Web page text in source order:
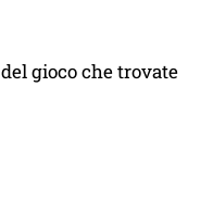
del gioco che trovate